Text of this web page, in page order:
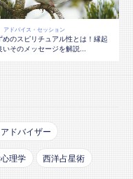
アドバイス・セッション
めのスピリチュアル性とは！縁起
いそのメッセージを解説...
ドバイザー
理学 西洋占星術